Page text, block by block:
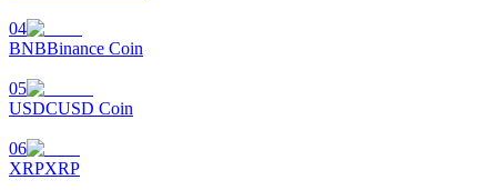
Staking flexible pour gagner des jetons populaires
04
BNBBinance Coin
05
USDCUSD Coin
06
XRPXRP